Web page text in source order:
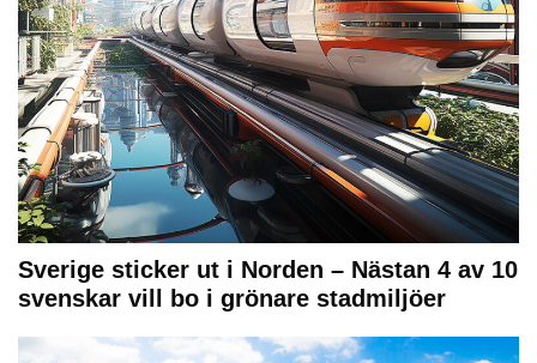
Sverige sticker ut i Norden – Nästan 4 av 10
svenskar vill bo i grönare stadmiljöer